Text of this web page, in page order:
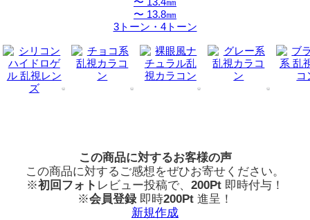
〜 13.8㎜
3トーン・4トーン
この商品に対するお客様の声
この商品に対するご感想をぜひお寄せください。
※初回フォト レビュー投稿で、 200Pt 即時付与！
※会員登録即時200Pt 進呈！
新規作成